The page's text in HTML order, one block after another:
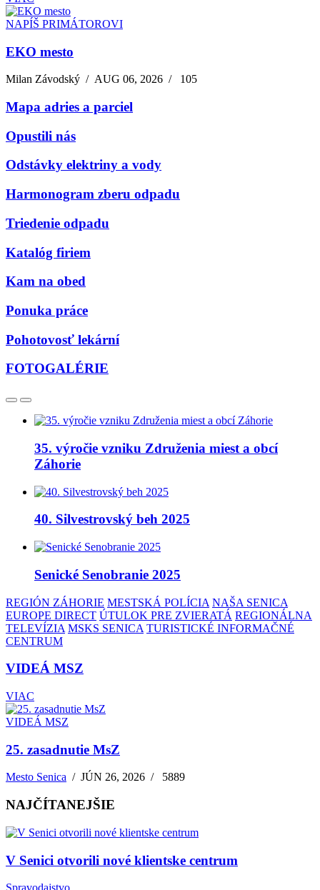
NAPÍŠ PRIMÁTOROVI
EKO mesto
Milan Závodský /AUG 06, 2026 / 105
Mapa adries a parciel
Opustili nás
Odstávky elektriny a vody
Harmonogram zberu odpadu
Triedenie odpadu
Katalóg firiem
Kam na obed
Ponuka práce
Pohotovosť lekární
FOTOGALÉRIE
35. výročie vzniku Združenia miest a obcí
Záhorie
40. Silvestrovský beh 2025
Senické Senobranie 2025
REGIÓN ZÁHORIE MESTSKÁ POLÍCIA NAŠA SENICA
EUROPE DIRECT ÚTULOK PRE ZVIERATÁ REGIONÁLNA
TELEVÍZIA MSKS SENICA TURISTICKÉ INFORMAČNÉ
CENTRUM
VIDEÁ MSZ
VIAC
VIDEÁ MSZ
25. zasadnutie MsZ
Mesto Senica /JÚN 26, 2026 / 5889
NAJČÍTANEJŠIE
V Senici otvorili nové klientske centrum